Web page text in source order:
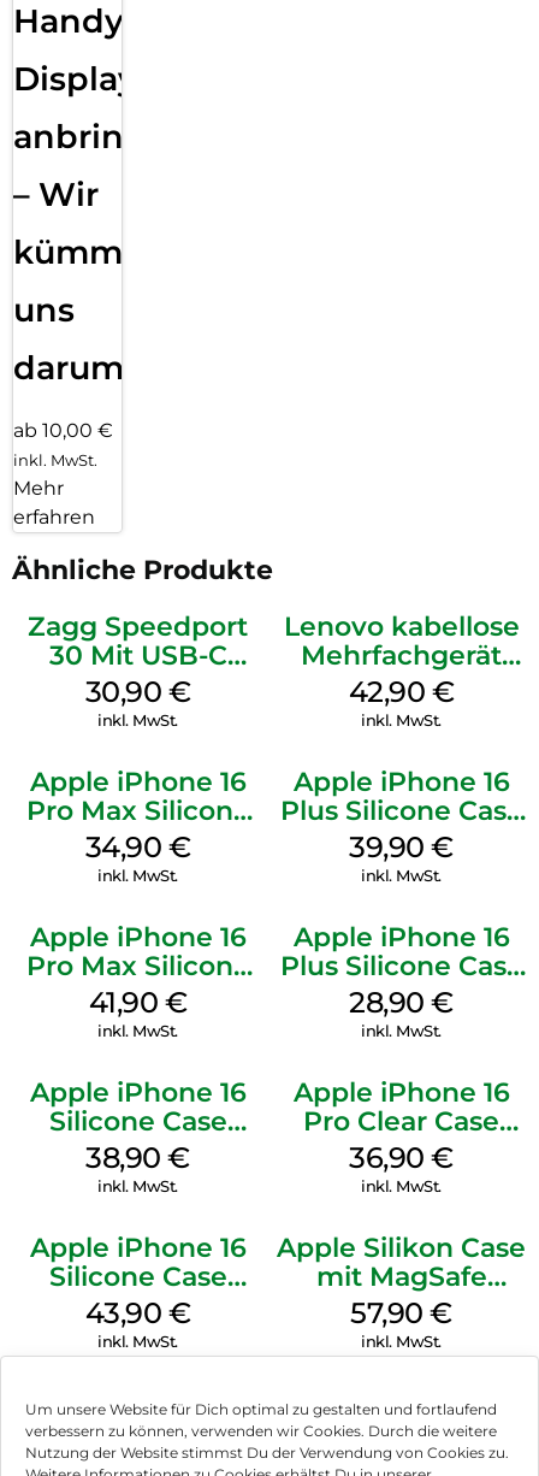
Um unsere Website für Dich optimal zu gestalten und fortlaufend
verbessern zu können, verwenden wir Cookies. Durch die weitere
Nutzung der Website stimmst Du der Verwendung von Cookies zu.
Handy
Displayfolie
anbringen
– Wir
kümmern
uns
darum!
ab 10,00 €
inkl. MwSt.
Mehr
erfahren
Ähnliche Produkte
Zagg Speedport
30 Mit USB-C
Kabel Weiß
30,90 €
inkl. MwSt.
Lenovo kabellose
Mehrfachgerät
Luna Grey
42,90 €
inkl. MwSt.
Apple iPhone 16
Pro Max Silicone
Case MagSafe
Denim
34,90 €
inkl. MwSt.
Apple iPhone 16
Plus Silicone Case
MagSafe Plum
39,90€
inkl. MwSt.
Apple iPhone 16
Pro Max Silicone
Case MagSafe
Ultramarine
41,90 €
inkl. MwSt.
Apple iPhone 16
Plus Silicone Case
MagSafe Black
28,90€
inkl. MwSt.
Apple iPhone 16
Silicone Case
MagSafe
Ultramarine
38,90€
inkl. MwSt.
Apple iPhone 16
Pro Clear Case
MagSafe
Transparent
36,90€
inkl. MwSt.
Apple iPhone 16
Silicone Case
MagSafe Plum
43,90 €
inkl. MwSt.
Apple Silikon Case
mit MagSafe
iPhone 14 Pro
(PRODUCT)RED
57,90€
inkl. MwSt.